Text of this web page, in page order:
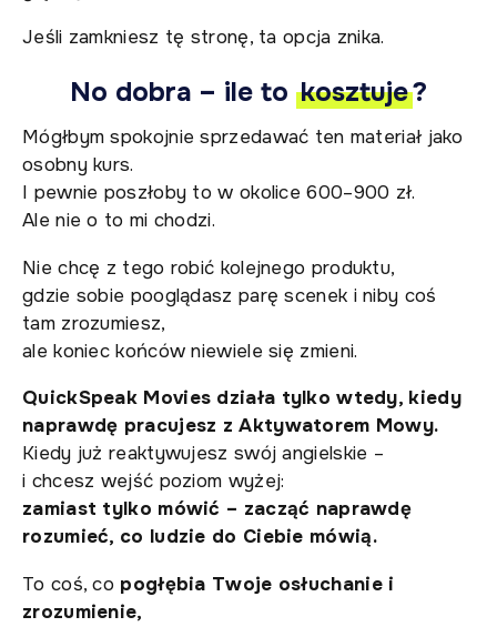
Jeśli zamkniesz tę stronę, ta opcja znika.
No dobra – ile to kosztuje?
Mógłbym spokojnie sprzedawać ten materiał jako
osobny kurs.
I pewnie poszłoby to w okolice 600–900 zł.
Ale nie o to mi chodzi.
Nie chcę z tego robić kolejnego produktu,
gdzie sobie pooglądasz parę scenek i niby coś
tam zrozumiesz,
ale koniec końców niewiele się zmieni.
QuickSpeak Movies działa tylko wtedy, kiedy
naprawdę pracujesz z Aktywatorem Mowy.
Kiedy już reaktywujesz swój angielskie –
i chcesz wejść poziom wyżej:
zamiast tylko mówić – zacząć naprawdę
rozumieć, co ludzie do Ciebie mówią.
To coś, co pogłębia Twoje osłuchanie i
zrozumienie,